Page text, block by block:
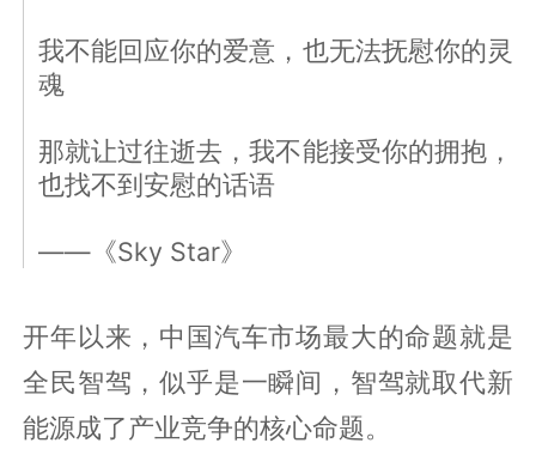
我不能回应你的爱意，也无法抚慰你的灵
魂
那就让过往逝去，我不能接受你的拥抱，
也找不到安慰的话语
——《Sky Star》
开年以来，中国汽车市场最大的命题就是
全民智驾，似乎是一瞬间，智驾就取代新
能源成了产业竞争的核心命题。